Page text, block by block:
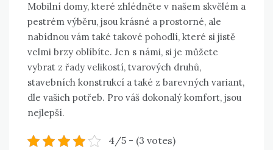
Mobilní domy, které zhlédněte v našem skvělém a
pestrém výběru, jsou krásné a prostorné, ale
nabídnou vám také takové pohodlí, které si jistě
velmi brzy oblíbíte. Jen s námi, si je můžete
vybrat z řady velikostí, tvarových druhů,
stavebních konstrukcí a také z barevných variant,
dle vašich potřeb. Pro váš dokonalý komfort, jsou
nejlepší.
4/5 - (3 votes)